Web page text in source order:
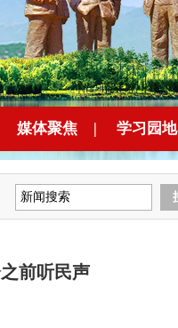
媒体聚焦 | 学习园地
前听民声